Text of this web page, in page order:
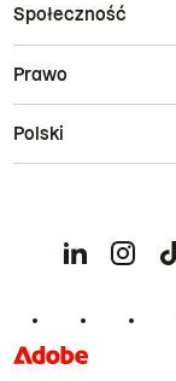
Społeczność
Prawo
Polski